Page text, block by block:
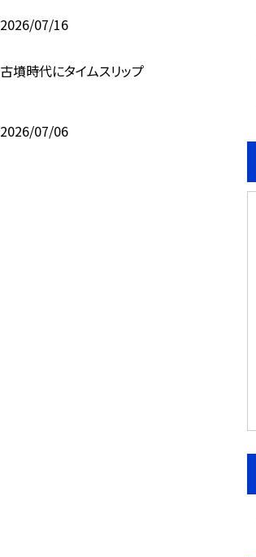
2026/07/16
古墳時代にタイムスリップ
2026/07/06